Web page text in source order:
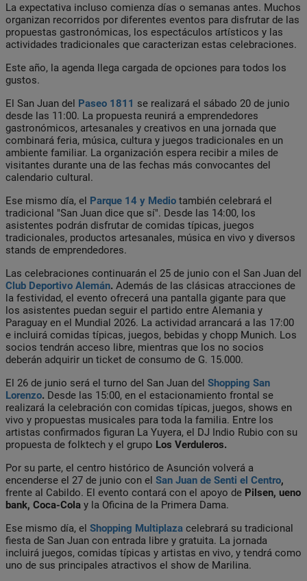
La expectativa incluso comienza días o semanas antes. Muchos
organizan recorridos por diferentes eventos para disfrutar de las
propuestas gastronómicas, los espectáculos artísticos y las
actividades tradicionales que caracterizan estas celebraciones.
Este año, la agenda llega cargada de opciones para todos los
gustos.
El San Juan del Paseo 1811 se realizará el sábado 20 de junio
desde las 11:00. La propuesta reunirá a emprendedores
gastronómicos, artesanales y creativos en una jornada que
combinará feria, música, cultura y juegos tradicionales en un
ambiente familiar. La organización espera recibir a miles de
visitantes durante una de las fechas más convocantes del
calendario cultural.
Ese mismo día, el Parque 14 y Medio también celebrará el
tradicional "San Juan dice que sí". Desde las 14:00, los
asistentes podrán disfrutar de comidas típicas, juegos
tradicionales, productos artesanales, música en vivo y diversos
stands de emprendedores.
Las celebraciones continuarán el 25 de junio con el San Juan del
Club Deportivo Alemán. Además de las clásicas atracciones de
la festividad, el evento ofrecerá una pantalla gigante para que
los asistentes puedan seguir el partido entre Alemania y
Paraguay en el Mundial 2026. La actividad arrancará a las 17:00
e incluirá comidas típicas, juegos, bebidas y chopp Munich. Los
socios tendrán acceso libre, mientras que los no socios
deberán adquirir un ticket de consumo de G. 15.000.
El 26 de junio será el turno del San Juan del Shopping San
Lorenzo. Desde las 15:00, en el estacionamiento frontal se
realizará la celebración con comidas típicas, juegos, shows en
vivo y propuestas musicales para toda la familia. Entre los
artistas confirmados figuran La Yuyera, el DJ Indio Rubio con su
propuesta de folktech y el grupo Los Verduleros.
Por su parte, el centro histórico de Asunción volverá a
encenderse el 27 de junio con el San Juan de Senti el Centro,
frente al Cabildo. El evento contará con el apoyo de Pilsen, ueno
bank, Coca-Cola y la Oficina de la Primera Dama.
Ese mismo día, el Shopping Multiplaza celebrará su tradicional
fiesta de San Juan con entrada libre y gratuita. La jornada
incluirá juegos, comidas típicas y artistas en vivo, y tendrá como
uno de sus principales atractivos el show de Marilina.